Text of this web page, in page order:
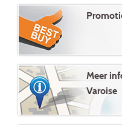
Meer
Varoise